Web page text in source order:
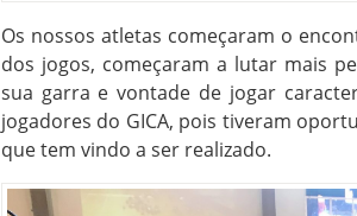
Os nossos atletas começaram o
dos jogos, começaram a lutar mais
sua garra e vontade de jogar
jogadores do GICA, pois tiveram
que tem vindo a ser realizado.